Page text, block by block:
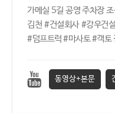
가메실 5길 공영 주차장
김천 #건설회사 #강우건
#덤프트럭 #마사토 #객토
동영상+본문